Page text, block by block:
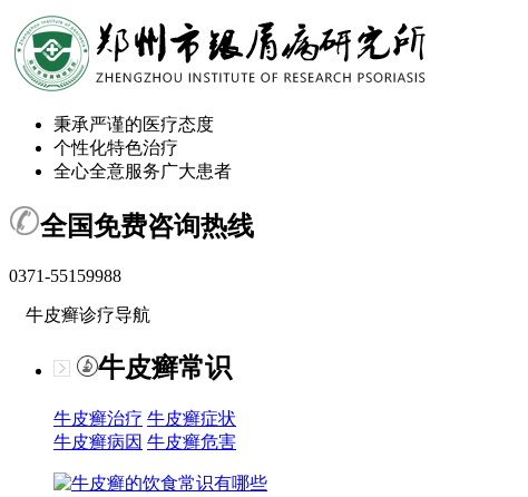
秉承严谨的医疗态度
个性化特色治疗
全心全意服务广大患者
全国免费咨询热线
0371-55159988
牛皮癣诊疗导航
牛皮癣常识
牛皮癣治疗 牛皮癣症状
牛皮癣病因 牛皮癣危害